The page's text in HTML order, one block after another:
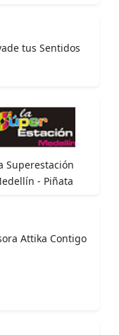
tus Sentidos
Superestación
- Piñata
Attika Contigo